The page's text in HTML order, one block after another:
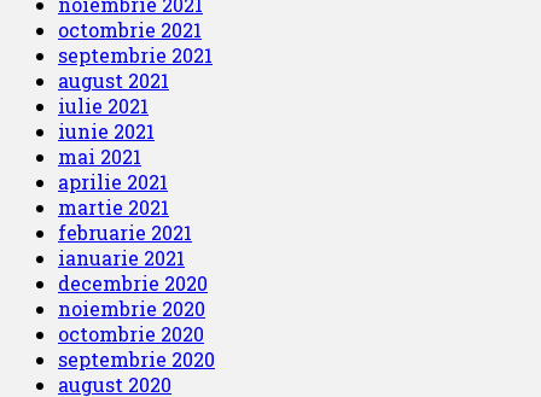
octombrie 2021
septembrie 2021
august 2021
iulie 2021
iunie 2021
mai 2021
aprilie 2021
martie 2021
februarie 2021
ianuarie 2021
decembrie 2020
noiembrie 2020
octombrie 2020
septembrie 2020
august 2020